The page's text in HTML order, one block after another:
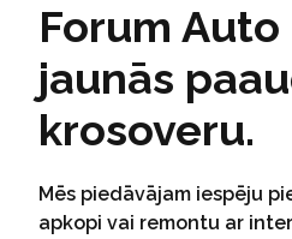
Forum
jaunās
krosoveru.
Mēs piedāvājam iespēju
apkopi vai remontu ar